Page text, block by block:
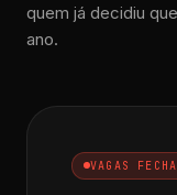
quem já decidiu
ano.
VAGAS